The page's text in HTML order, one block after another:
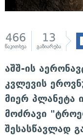
466
წაკითხვა
13
გაზიარება
აშშ-ის
კვლევის
მიერ პლანეტა
მოძრავი
შესასწავლად